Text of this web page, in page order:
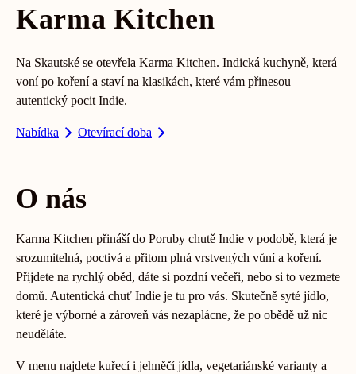
Karma Kitchen
Na Skautské se otevřela Karma Kitchen. Indická kuchyně, která
voní po koření a staví na klasikách, které vám přinesou
autentický pocit Indie.
Nabídka Otevírací doba
O nás
Karma Kitchen přináší do Poruby chutě Indie v podobě, která je
srozumitelná, poctivá a přitom plná vrstvených vůní a koření.
Přijdete na rychlý oběd, dáte si pozdní večeři, nebo si to vezmete
domů. Autentická chuť Indie je tu pro vás. Skutečně syté jídlo,
které je výborné a zároveň vás nezaplácne, že po obědě už nic
neuděláte.
V menu najdete kuřecí i jehněčí jídla, vegetariánské varianty a